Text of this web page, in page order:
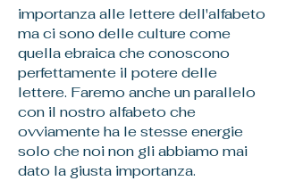
importanza alle lettere dell'alfabeto
ma ci sono delle culture come
quella ebraica che conoscono
perfettamente il potere delle
lettere. Faremo anche un parallelo
con il nostro alfabeto che
ovviamente ha le stesse energie
solo che noi non gli abbiamo mai
dato la giusta importanza.